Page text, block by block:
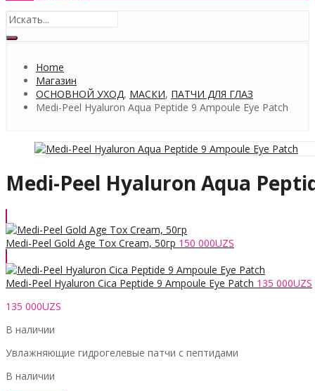
Home
Магазин
ОСНОВНОЙ УХОД, МАСКИ, ПАТЧИ ДЛЯ ГЛАЗ
Medi-Peel Hyaluron Aqua Peptide 9 Ampoule Eye Patch
Medi-Peel Hyaluron Aqua
Medi-Peel Gold Age Tox Cream, 50гр 150 000UZS
Medi-Peel Hyaluron Cica Peptide 9 Ampoule Eye Patch 135 000UZS
135 000UZS
В наличии
Увлажняющие гидрогелевые патчи с пептидами
В наличии